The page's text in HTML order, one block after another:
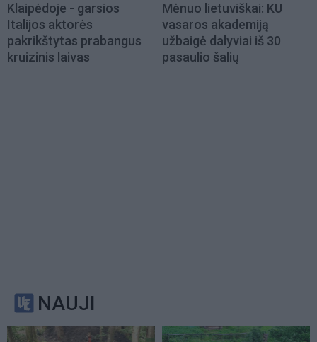
Klaipėdoje - garsios
Italijos aktorės
pakrikštytas prabangus
kruizinis laivas
Mėnuo lietuviškai: KU
vasaros akademiją
užbaigė dalyviai iš 30
pasaulio šalių
NAUJI